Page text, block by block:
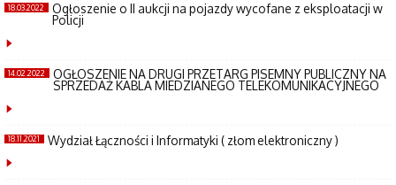
18.03.2022 Ogłoszenie o II aukcji na pojazdy wycofane z eksploatacji w
Policji
14.02.2022 OGŁOSZENIE NA DRUGI PRZETARG PISEMNY PUBLICZNY NA
SPRZEDAŻ KABLA MIEDZIANEGO TELEKOMUNIKACYJNEGO
18.11.2021 Wydział Łączności i Informatyki ( złom elektroniczny )